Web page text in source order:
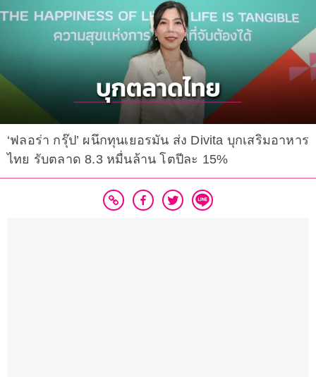
‘ฟลอร่า กรุ๊ป’ ผนึกทุนเยอรมัน ส่ง Divita บุกเสริมอาหาร
ไทย รับตลาด 8.3 หมื่นล้าน โตปีละ 15%